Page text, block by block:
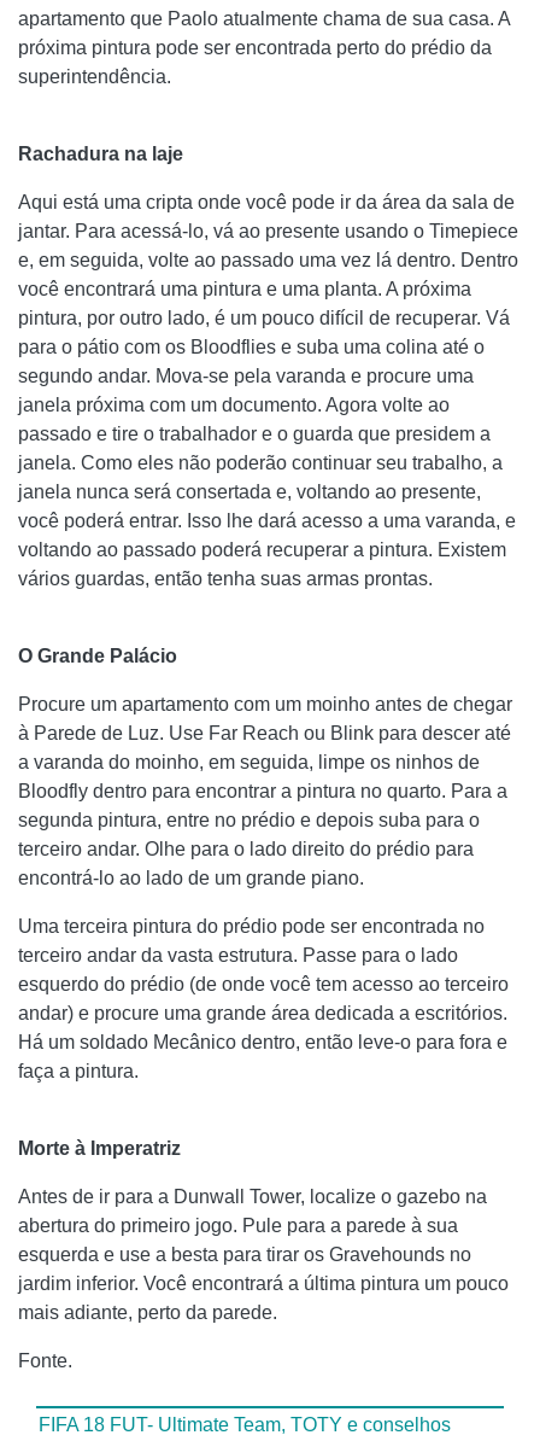
apartamento que Paolo atualmente chama de sua casa. A
próxima pintura pode ser encontrada perto do prédio da
superintendência.
Rachadura na laje
Aqui está uma cripta onde você pode ir da área da sala de
jantar. Para acessá-lo, vá ao presente usando o Timepiece
e, em seguida, volte ao passado uma vez lá dentro. Dentro
você encontrará uma pintura e uma planta. A próxima
pintura, por outro lado, é um pouco difícil de recuperar. Vá
para o pátio com os Bloodflies e suba uma colina até o
segundo andar. Mova-se pela varanda e procure uma
janela próxima com um documento. Agora volte ao
passado e tire o trabalhador e o guarda que presidem a
janela. Como eles não poderão continuar seu trabalho, a
janela nunca será consertada e, voltando ao presente,
você poderá entrar. Isso lhe dará acesso a uma varanda, e
voltando ao passado poderá recuperar a pintura. Existem
vários guardas, então tenha suas armas prontas.
O Grande Palácio
Procure um apartamento com um moinho antes de chegar
à Parede de Luz. Use Far Reach ou Blink para descer até
a varanda do moinho, em seguida, limpe os ninhos de
Bloodfly dentro para encontrar a pintura no quarto. Para a
segunda pintura, entre no prédio e depois suba para o
terceiro andar. Olhe para o lado direito do prédio para
encontrá-lo ao lado de um grande piano.
Uma terceira pintura do prédio pode ser encontrada no
terceiro andar da vasta estrutura. Passe para o lado
esquerdo do prédio (de onde você tem acesso ao terceiro
andar) e procure uma grande área dedicada a escritórios.
Há um soldado Mecânico dentro, então leve-o para fora e
faça a pintura.
Morte à Imperatriz
Antes de ir para a Dunwall Tower, localize o gazebo na
abertura do primeiro jogo. Pule para a parede à sua
esquerda e use a besta para tirar os Gravehounds no
jardim inferior. Você encontrará a última pintura um pouco
mais adiante, perto da parede.
Fonte.
FIFA 18 FUT- Ultimate Team, TOTY e conselhos